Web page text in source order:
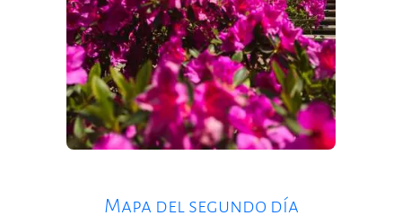
Mapa del segundo día